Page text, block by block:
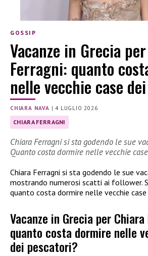
GOSSIP
Vacanze in Grecia
Ferragni: quanto
nelle vecchie case
CHIARA NAVA |4 LUGLIO 2026
CHIARA FERRAGNI
Chiara Ferragni si sta godendo le sue
Quanto costa dormire nelle vecchie
Chiara Ferragni si sta godendo le sue
mostrando numerosi scatti ai follower.
quanto costa dormire nelle vecchie case
Vacanze in Grecia per
quanto costa dormire nelle
dei pescatori?